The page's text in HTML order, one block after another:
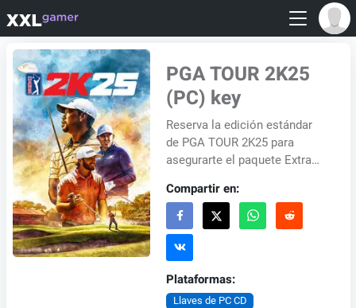
PGA TOUR 2K25
(PC) key
Reserva la edición estándar
de PGA TOUR 2K25 para
asegurarte el paquete Extra
actor y "gran golfista" Chris...
Compartir en:
Plataformas:
Llaves de PC CD